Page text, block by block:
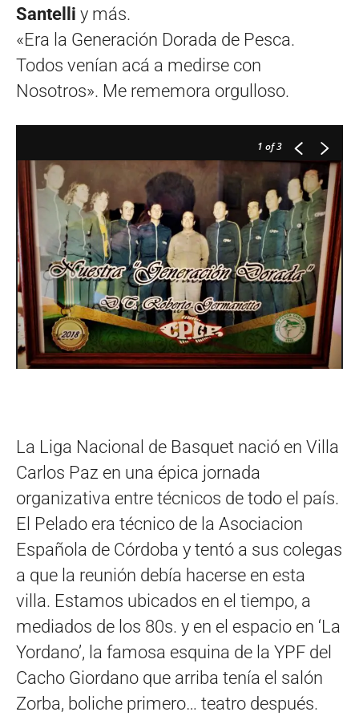
Santelli y más.
«Era la Generación Dorada de Pesca.
Todos venían acá a medirse con
Nosotros». Me rememora orgulloso.
1 of 3
La Liga Nacional de Basquet nació en Villa
Carlos Paz en una épica jornada
organizativa entre técnicos de todo el país.
El Pelado era técnico de la Asociacion
Española de Córdoba y tentó a sus colegas
a que la reunión debía hacerse en esta
villa. Estamos ubicados en el tiempo, a
mediados de los 80s. y en el espacio en ‘La
Yordano’, la famosa esquina de la YPF del
Cacho Giordano que arriba tenía el salón
Zorba, boliche primero… teatro después.